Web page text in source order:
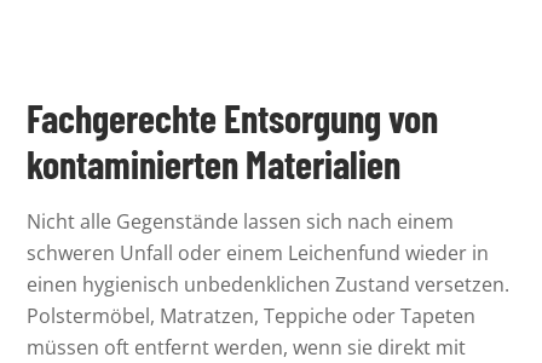
Fachgerechte Entsorgung von
kontaminierten Materialien
Nicht alle Gegenstände lassen sich nach einem
schweren Unfall oder einem Leichenfund wieder in
einen hygienisch unbedenklichen Zustand versetzen.
Polstermöbel, Matratzen, Teppiche oder Tapeten
müssen oft entfernt werden, wenn sie direkt mit